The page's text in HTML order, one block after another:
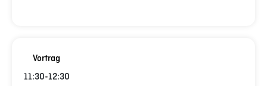
Vortrag
11:30-12:30